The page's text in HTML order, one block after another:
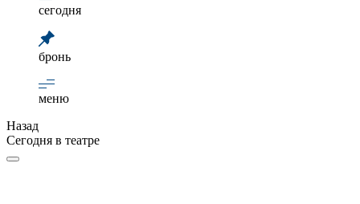
сегодня
бронь
меню
Назад
Сегодня в театре